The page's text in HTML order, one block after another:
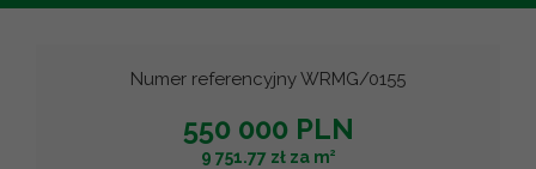
Numer referencyjny WRMG/0155
550 000 PLN
9 751.77 zł za m2